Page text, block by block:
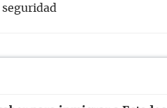
seguridad